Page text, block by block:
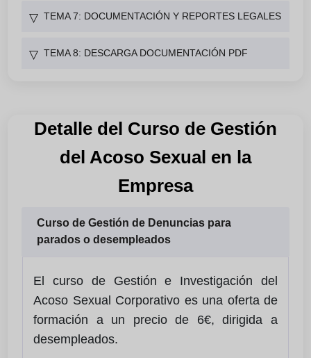
▽ TEMA 7: DOCUMENTACIÓN Y REPORTES LEGALES
▽ TEMA 8: DESCARGA DOCUMENTACIÓN PDF
Detalle del Curso de Gestión
del Acoso Sexual en la
Empresa
Curso de Gestión de Denuncias para
parados o desempleados
El curso de Gestión e Investigación del
Acoso Sexual Corporativo es una oferta de
formación a un precio de 6€, dirigida a
desempleados.